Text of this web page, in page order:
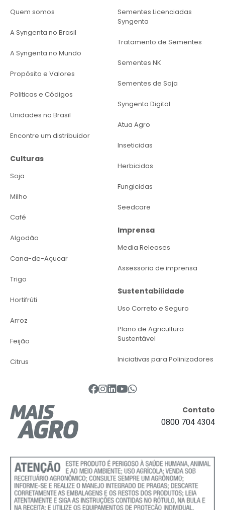
Quem somos
A Syngenta no Brasil
A Syngenta no Mundo
Propósito e Valores
Politicas e Códigos
Unidades no Brasil
Encontre um distribuidor
Culturas
Soja
Milho
Café
Algodão
Cana-de-Açucar
Trigo
Hortifrúti
Arroz
Feijão
Citrus
Sementes Licenciadas
Syngenta
Tratamento de Sementes
Sementes NK
Sementes de Soja
Syngenta Digital
Atua Agro
Inseticidas
Herbicidas
Fungicidas
Seedcare
Imprensa
Media Releases
Assessoria de imprensa
Sustentabilidade
Uso Correto e Seguro
Plano de Agricultura
Sustentável
Iniciativas para Polinizadores
Contato
0800 704 4304